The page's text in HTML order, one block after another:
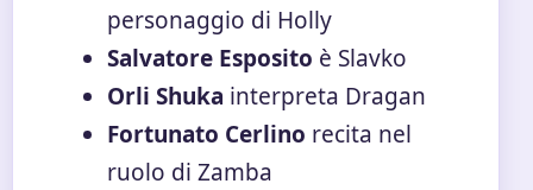
personaggio di Holly
Salvatore Esposito è Slavko
Orli Shuka interpreta Dragan
Fortunato Cerlino recita nel
ruolo di Zamba